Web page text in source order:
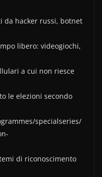
da hacker russi, botnet
libero: videogiochi,
a cui non riesce
le elezioni secondo
specialseries/
di riconoscimento